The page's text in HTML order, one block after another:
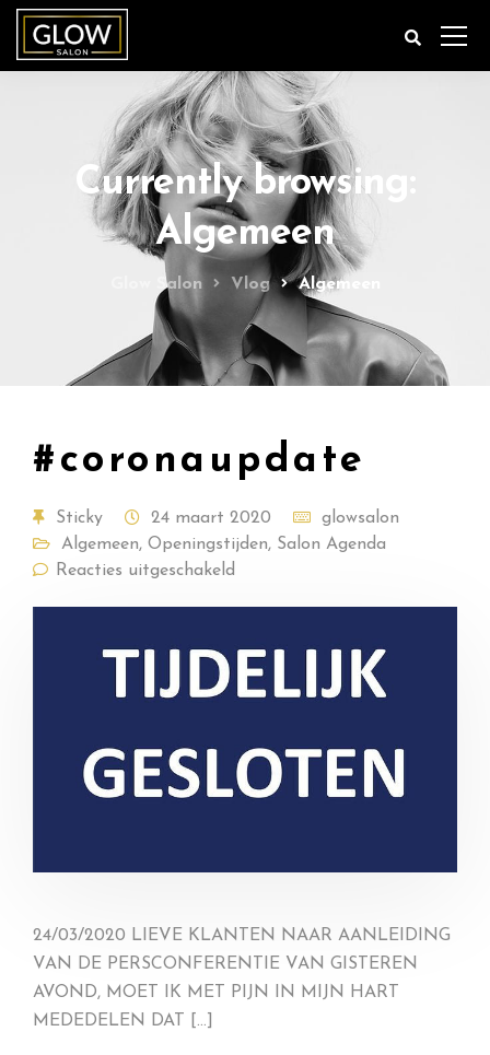
Currently browsing:
Algemeen
Glow Salon Vlog Algemeen
#coronaupdate
Sticky 24 maart 2020
glowsalon
Algemeen, Openingstijden, Salon Agenda
Reacties uitgeschakeld
24/03/2020 LIEVE KLANTEN NAAR AANLEIDING
VAN DE PERSCONFERENTIE VAN GISTEREN
AVOND, MOET IK MET PIJN IN MIJN HART
MEDEDELEN DAT […]